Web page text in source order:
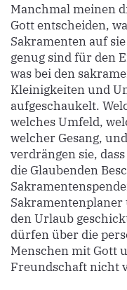
Manchmal meinen
Gott entscheiden,
Sakramenten auf
genug sind für den
was bei den
Kleinigkeiten und
aufgeschaukelt.
welches Umfeld,
welcher Gesang,
verdrängen sie,
die Glaubenden
den Urlaub
dürfen über die
Menschen mit Gott
Freundschaft nicht